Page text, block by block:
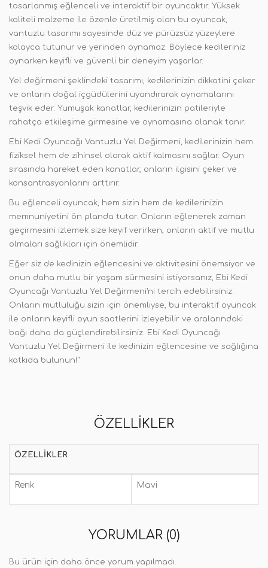
tasarlanmış eğlenceli ve interaktif bir oyuncaktır. Yüksek
kaliteli malzeme ile özenle üretilmiş olan bu oyuncak,
vantuzlu tasarımı sayesinde düz ve pürüzsüz yüzeylere
kolayca tutunur ve yerinden oynamaz. Böylece kedileriniz
oynarken keyifli ve güvenli bir deneyim yaşarlar.
Yel değirmeni şeklindeki tasarımı, kedilerinizin dikkatini çeker
ve onların doğal içgüdülerini uyandırarak oynamalarını
teşvik eder. Yumuşak kanatlar, kedilerinizin patileriyle
rahatça etkileşime girmesine ve oynamasına olanak tanır.
Ebi Kedi Oyuncağı Vantuzlu Yel Değirmeni, kedilerinizin hem
fiziksel hem de zihinsel olarak aktif kalmasını sağlar. Oyun
sırasında hareket eden kanatlar, onların ilgisini çeker ve
konsantrasyonlarını arttırır.
Bu eğlenceli oyuncak, hem sizin hem de kedilerinizin
memnuniyetini ön planda tutar. Onların eğlenerek zaman
geçirmesini izlemek size keyif verirken, onların aktif ve mutlu
olmaları sağlıkları için önemlidir.
Eğer siz de kedinizin eğlencesini ve aktivitesini önemsiyor ve
onun daha mutlu bir yaşam sürmesini istiyorsanız, Ebi Kedi
Oyuncağı Vantuzlu Yel Değirmeni'ni tercih edebilirsiniz.
Onların mutluluğu sizin için önemliyse, bu interaktif oyuncak
ile onların keyifli oyun saatlerini izleyebilir ve aralarındaki
bağı daha da güçlendirebilirsiniz. Ebi Kedi Oyuncağı
Vantuzlu Yel Değirmeni ile kedinizin eğlencesine ve sağlığına
katkıda bulunun!"
ÖZELLIKLER
ÖZELLIKLER
Renk Mavi
YORUMLAR (0)
Bu ürün için daha önce yorum yapılmadı.